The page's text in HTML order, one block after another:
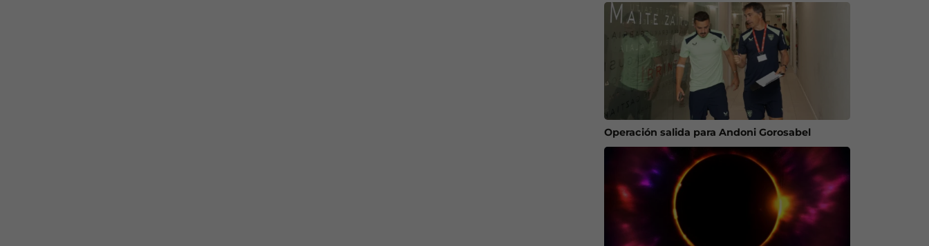
Operación salida para Andoni Gorosabel